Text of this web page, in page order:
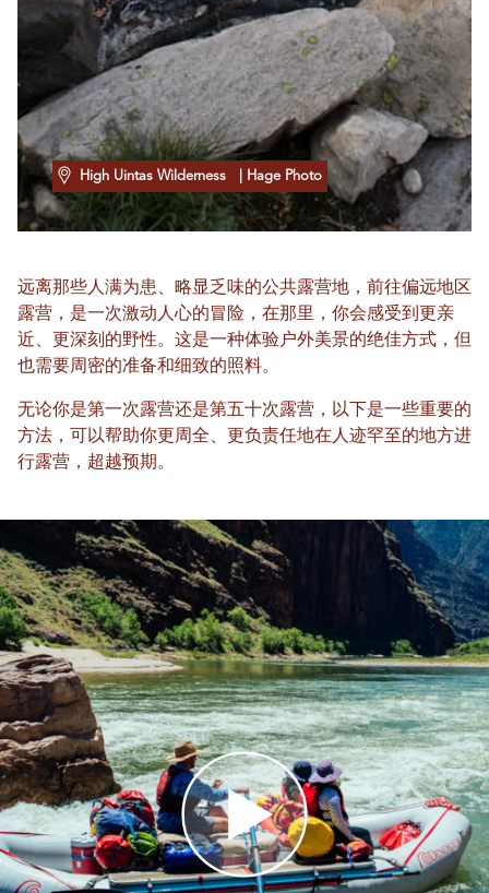
High Uintas Wilderness | Hage Photo
远离那些人满为患、略显乏味的公共露营地，前往偏远地区
露营，是一次激动人心的冒险，在那里，你会感受到更亲
近、更深刻的野性。这是一种体验户外美景的绝佳方式，但
也需要周密的准备和细致的照料。
无论你是第一次露营还是第五十次露营，以下是一些重要的
方法，可以帮助你更周全、更负责任地在人迹罕至的地方进
行露营，超越预期。